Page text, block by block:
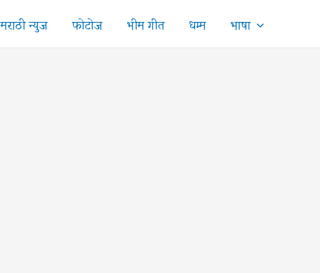
मराठी न्युज फोटोज भीम गीत धम्म भाषा